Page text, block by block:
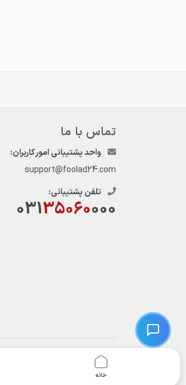
تماس با ما
واحد پشتیبانی امور کاربران:
support@foolad24.com
تلفن پشتیبانی:
03135060000
© کلیه حقوق این وب‌سایت و سرویس‌های آن
خانه